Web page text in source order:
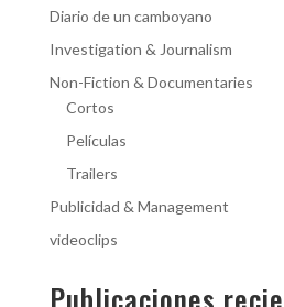
Diario de un camboyano
Investigation & Journalism
Non-Fiction & Documentaries
Cortos
Películas
Trailers
Publicidad & Management
videoclips